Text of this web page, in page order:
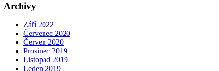
Archivy
Září 2022
Červenec 2020
Červen 2020
Prosinec 2019
Listopad 2019
Leden 2019